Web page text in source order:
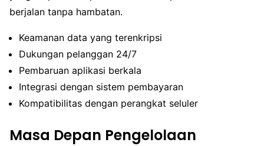
berjalan tanpa hambatan.
Keamanan data yang terenkripsi
Dukungan pelanggan 24/7
Pembaruan aplikasi berkala
Integrasi dengan sistem pembayaran
Kompatibilitas dengan perangkat seluler
Masa Depan Pengelolaan